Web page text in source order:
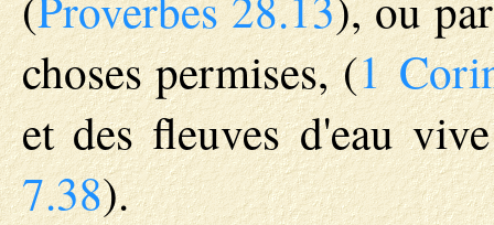
choses permises, (1
et des fleuves d'eau
7.38).